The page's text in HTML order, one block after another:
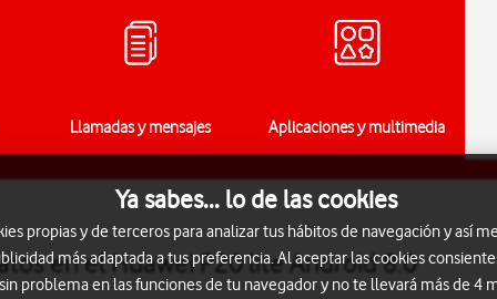
Llamadas y mensajes Aplicaciones y multimedia
en el Huawei P20 lite Android 8.0
Ya sabes... lo de las cookies
propias y de terceros para analizar tus hábitos de navegación y así
más adaptada a tus preferencia. Al aceptar las cookies
problema en las funciones de tu navegador y no te llevará más de 4